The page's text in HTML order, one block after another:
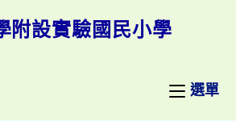
附設實驗國民小學
選單